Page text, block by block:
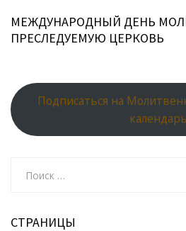
МЕЖДУНАРОДНЫЙ ДЕНЬ
ПРЕСЛЕДУЕМУЮ ЦЕРКОВЬ
Подписаться на
календарь
СТРАНИЦЫ